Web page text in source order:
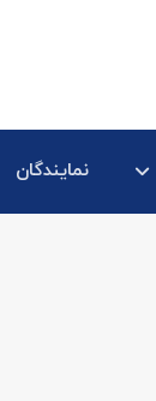
نمایندگان